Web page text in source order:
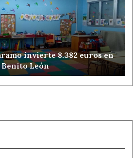
invierte 8.382 euros en
León